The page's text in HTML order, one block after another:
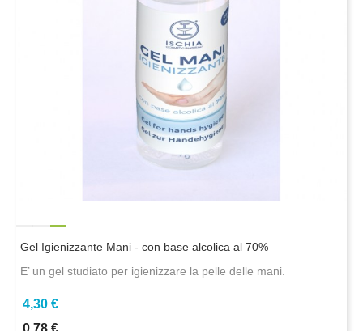
Gel Igienizzante Mani - con base alcolica al 70%
E’ un gel studiato per igienizzare la pelle delle mani.
4,30 €
0,78 €